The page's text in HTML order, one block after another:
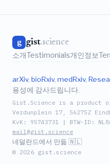
g gist.science
소개Testimonials개인정보
arXiv, bioRxiv, medRxiv,
용성에 감사드립니다.
Gist.Science is a product
Verdunplein 17, 5627SZ
KvK: 95743731 | BTW-ID:
mail@gist.science
네덜란드에서 만듦 🇳🇱
© 2026 gist.science